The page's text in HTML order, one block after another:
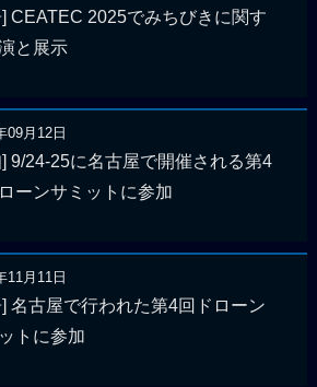
] CEATEC 2025でみちびきに関す
と展示
09月12日
] 9/24-25に名古屋で開催される第4
ーンサミットに参加
11月11日
] 名古屋で行われた第4回ドローン
トに参加